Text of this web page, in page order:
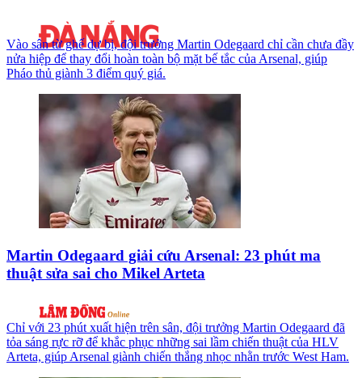
Vào sân từ ghế dự bị, đội trưởng Martin Odegaard chỉ cần chưa đầy
nửa hiệp để thay đổi hoàn toàn bộ mặt bế tắc của Arsenal, giúp
Pháo thủ giành 3 điểm quý giá.
Martin Odegaard giải cứu Arsenal: 23 phút ma
thuật sửa sai cho Mikel Arteta
Chỉ với 23 phút xuất hiện trên sân, đội trưởng Martin Odegaard đã
tỏa sáng rực rỡ để khắc phục những sai lầm chiến thuật của HLV
Arteta, giúp Arsenal giành chiến thắng nhọc nhằn trước West Ham.